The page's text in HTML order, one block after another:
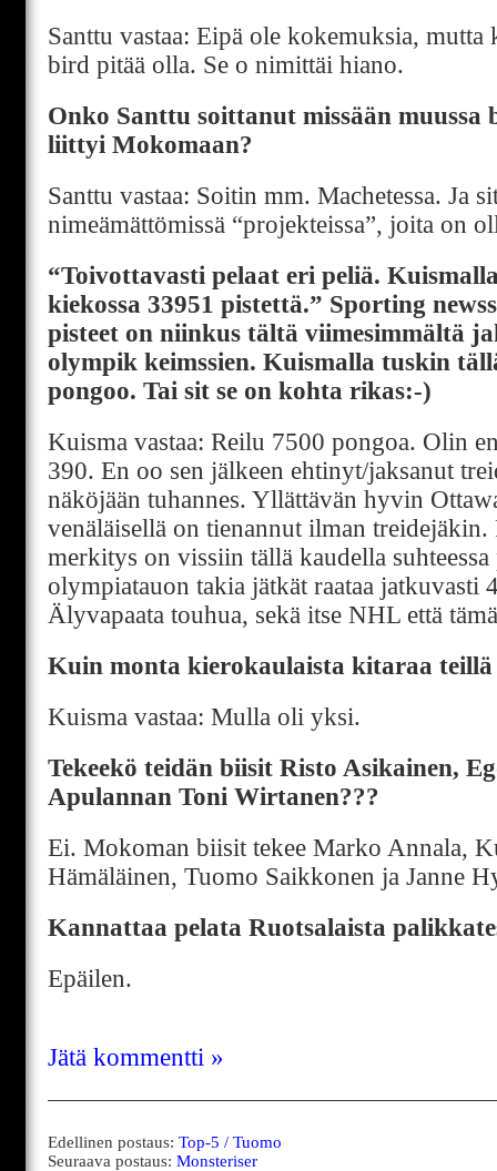
Santtu vastaa: Eipä ole kokemuksia,
bird pitää olla. Se o nimittäi hiano.
Onko Santtu soittanut missään muussa
liittyi Mokomaan?
Santtu vastaa: Soitin mm. Machetessa. Ja
nimeämättömissä “projekteissa”, joita on
“Toivottavasti pelaat eri peliä.
kiekossa 33951 pistettä.” Sporting
pisteet on niinkus tältä viimesimmältä
olympik keimssien. Kuismalla tuskin
pongoo. Tai sit se on kohta rikas:-)
Kuisma vastaa: Reilu 7500 pongoa. Olin
390. En oo sen jälkeen ehtinyt/jaksanut
näköjään tuhannes. Yllättävän hyvin
venäläisellä on tienannut ilman
merkitys on vissiin tällä kaudella
olympiatauon takia jätkät raataa jatkuvasti
Älyvapaata touhua, sekä itse NHL että
Kuin monta kierokaulaista kitaraa
Kuisma vastaa: Mulla oli yksi.
Tekeekö teidän biisit Risto Asikainen,
Apulannan Toni Wirtanen???
Ei. Mokoman biisit tekee Marko Annala,
Hämäläinen, Tuomo Saikkonen ja Janne
Kannattaa pelata Ruotsalaista
Epäilen.
Jätä kommentti »
Edellinen postaus: Top-5 / Tuomo
Seuraava postaus: Monsteriser